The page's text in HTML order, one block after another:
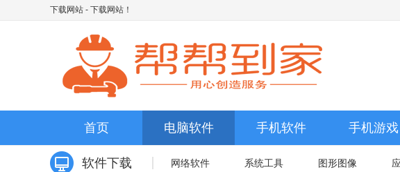
下载网站 - 下载网站！
首页 电脑软件 手机软件 手机游戏
软件下载 网络软件 系统工具 图形图像